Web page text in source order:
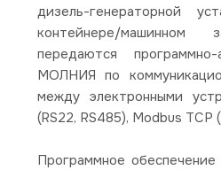
дизель-генераторной
контейнере/машинном
передаются программно-
МОЛНИЯ по
между электронными
(RS22, RS485), Modbus TCP
Программное